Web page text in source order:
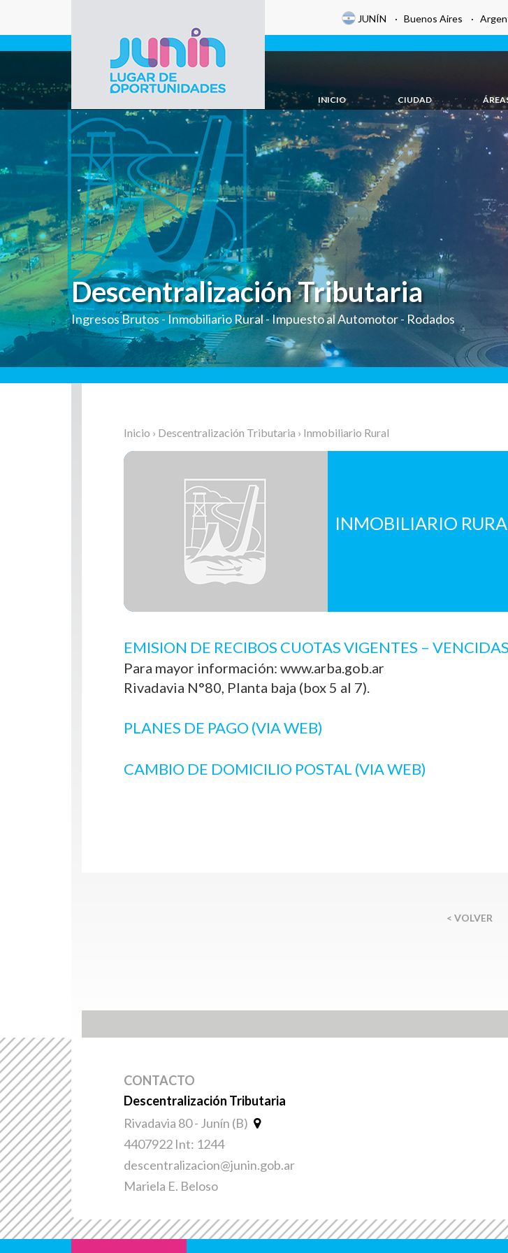
Gobierno de
Junín
JUNÍN · Buenos Aires ·
INICIO CIUDAD
Descentralización Tributaria
Ingresos Brutos - Inmobiliario Rural - Impuesto al Automotor - Rodados
Inicio › Descentralización Tributaria › Inmobiliario Rural
INMOBILIARIO
EMISION DE RECIBOS CUOTAS VIGENTES –
Para mayor información: www.arba.gob.ar
Rivadavia N°80, Planta baja (box 5 al 7).
PLANES DE PAGO (VIA WEB)
CAMBIO DE DOMICILIO POSTAL (VIA WEB)
< VOLVER
CONTACTO
Descentralización Tributaria
Rivadavia 80 - Junín (B)
4407922 Int: 1244
descentralizacion@junin.gob.ar
Mariela E. Beloso